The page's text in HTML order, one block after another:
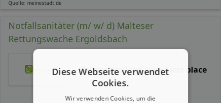
Quelle: meinestadt.de
Notfallsanitäter (m/ w/ d) Malteser
Rettungswache Ergoldsbach
Brüderklinikum Julia Lanz place
Diese Webseite verwendet
Cookies.
Wir verwenden Cookies, um die